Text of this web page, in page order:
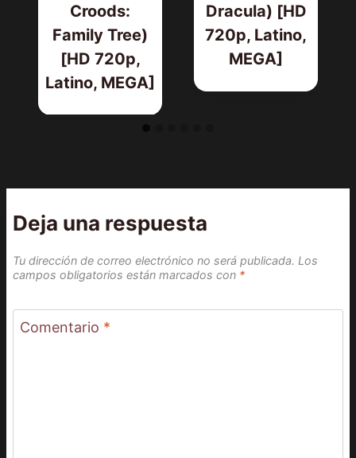
Croods:
Family Tree)
[HD 720p,
Latino, MEGA]
Dracula) [HD
720p, Latino,
MEGA]
Deja una respuesta
Tu dirección de correo electrónico no será publicada. Los
campos obligatorios están marcados con *
Comentario *